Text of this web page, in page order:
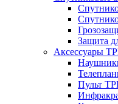
Защита
Аксессуары
Пульт